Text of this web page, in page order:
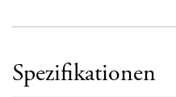
Spezifikationen